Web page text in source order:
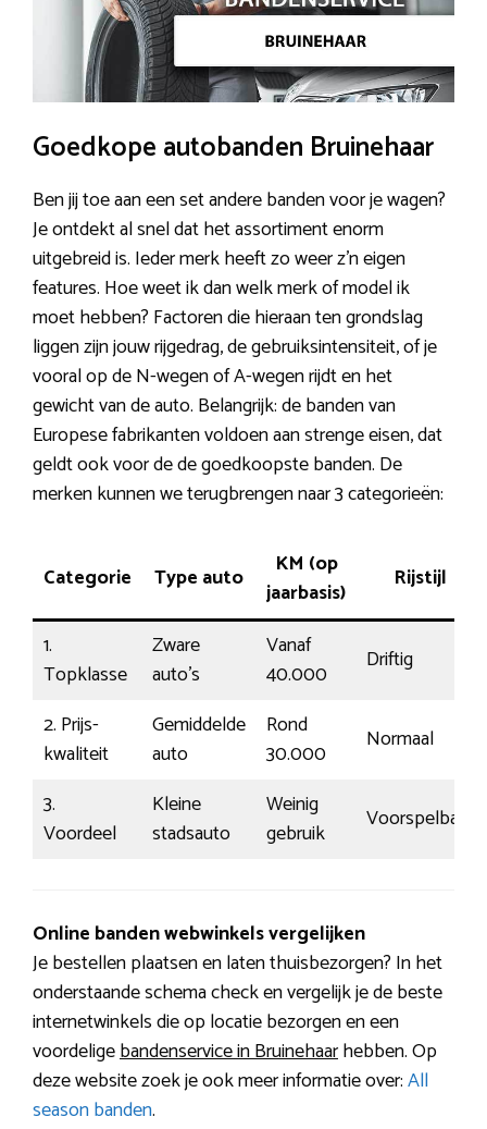
Goedkope autobanden Bruinehaar
Ben jij toe aan een set andere banden voor je wagen?
Je ontdekt al snel dat het assortiment enorm
uitgebreid is. Ieder merk heeft zo weer z’n eigen
features. Hoe weet ik dan welk merk of model ik
moet hebben? Factoren die hieraan ten grondslag
liggen zijn jouw rijgedrag, de gebruiksintensiteit, of je
vooral op de N-wegen of A-wegen rijdt en het
gewicht van de auto. Belangrijk: de banden van
Europese fabrikanten voldoen aan strenge eisen, dat
geldt ook voor de de goedkoopste banden. De
merken kunnen we terugbrengen naar 3 categorieën:
Categorie Type auto
KM (op
jaarbasis)
Rijstijl
1.
Topklasse
Zware
auto’s
Vanaf
40.000
Driftig
2. Prijs-
kwaliteit
Gemiddelde
auto
Rond
30.000
Normaal
3.
Voordeel
Kleine
stadsauto
Weinig
gebruik
Voorspelbaar
Online banden webwinkels vergelijken
Je bestellen plaatsen en laten thuisbezorgen? In het
onderstaande schema check en vergelijk je de beste
internetwinkels die op locatie bezorgen en een
voordeligebandenservice in Bruinehaarhebben. Op
deze website zoek je ook meer informatie over:All
season banden.